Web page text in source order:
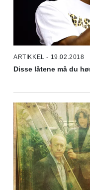
ARTIKKEL - 19.02.2018
Disse låtene må du